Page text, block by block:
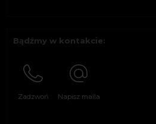
Bądźmy w kontakcie:
Zadzwoń Napisz maila